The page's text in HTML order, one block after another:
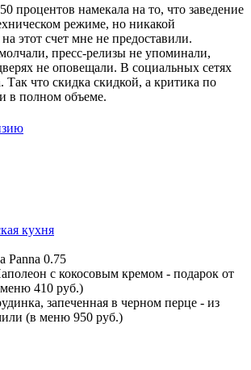
процентов намекала на то, что заведение
режиме, но никакой
этот счет мне не предоставили.
пресс-релизы не упоминали,
не оповещали. В социальных сетях
что скидка скидкой, а критика по
в полном объеме.
кухня